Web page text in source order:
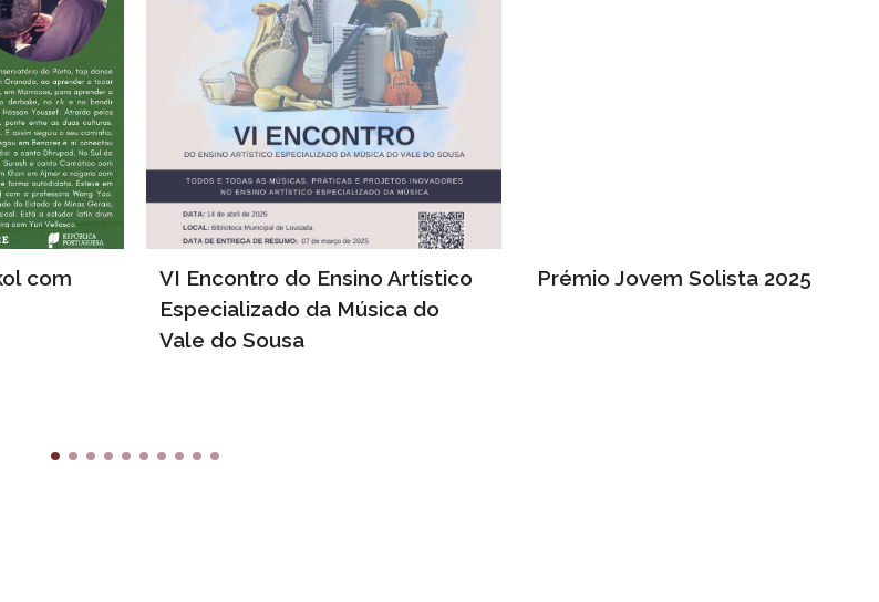
com
VI Encontro do Ensino Artístico
Especializado da Música do
Vale do Sousa
Prémio Jovem Solista 2025